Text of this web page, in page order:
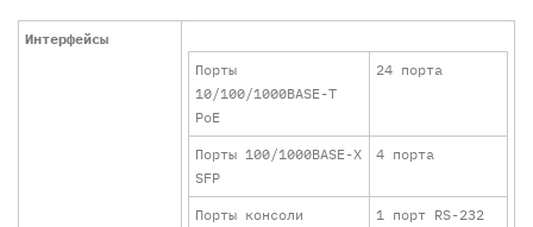
Интерфейсы
Порты
10/100/1000BASE-T
PoE
24 порта
Порты 100/1000BASE-X
SFP
4 порта
Порты консоли
1 порт RS-232